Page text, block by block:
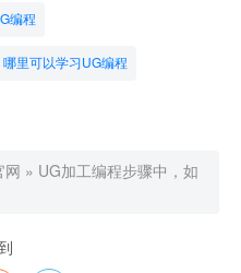
编程
哪里可以学习UG编程
网 » UG加工编程步骤中，如